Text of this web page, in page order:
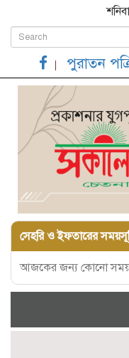
পুরাতন
সেহরি ও ইফতারের
আজকের জন্য কোনো